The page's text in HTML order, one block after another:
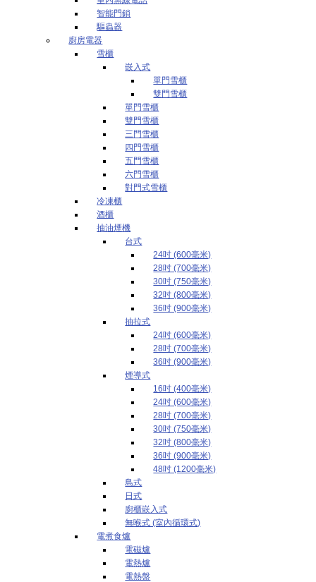
智能門鎖
驅蟲器
廚房電器
雪櫃
嵌入式
單門雪櫃
雙門雪櫃
單門雪櫃
雙門雪櫃
三門雪櫃
四門雪櫃
五門雪櫃
六門雪櫃
對門式雪櫃
冷凍櫃
酒櫃
抽油煙機
台式
24吋 (600毫米)
28吋 (700毫米)
30吋 (750毫米)
32吋 (800毫米)
36吋 (900毫米)
抽拉式
24吋 (600毫米)
28吋 (700毫米)
36吋 (900毫米)
煙導式
16吋 (400毫米)
24吋 (600毫米)
28吋 (700毫米)
30吋 (750毫米)
32吋 (800毫米)
36吋 (900毫米)
48吋 (1200毫米)
島式
日式
廚櫃嵌入式
無喉式 (室內循環式)
電煮食爐
電磁爐
電熱爐
電熱盤